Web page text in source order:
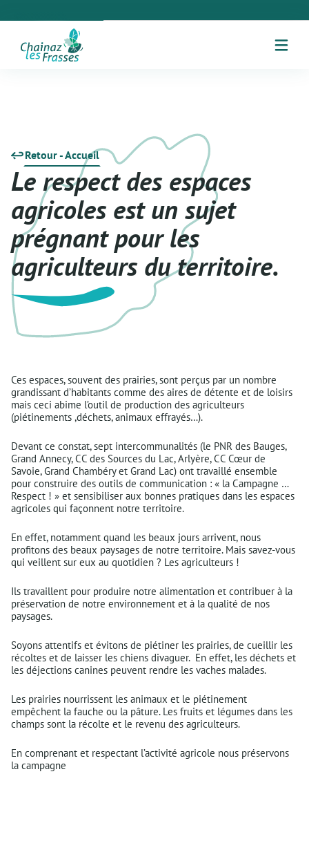
Retour - Accueil
Le respect des espaces
agricoles est un sujet
prégnant pour les
agriculteurs du territoire.
Ces espaces, souvent des prairies, sont perçus par un nombre
grandissant d’habitants comme des aires de détente et de loisirs
mais ceci abime l’outil de production des agriculteurs
(piétinements ,déchets, animaux effrayés…).
Devant ce constat, sept intercommunalités (le PNR des Bauges,
Grand Annecy, CC des Sources du Lac, Arlyère, CC Cœur de
Savoie, Grand Chambéry et Grand Lac) ont travaillé ensemble
pour construire des outils de communication : « la Campagne …
Respect ! » et sensibiliser aux bonnes pratiques dans les espaces
agricoles qui façonnent notre territoire.
En effet, notamment quand les beaux jours arrivent, nous
profitons des beaux paysages de notre territoire. Mais savez-vous
qui veillent sur eux au quotidien ? Les agriculteurs !
Ils travaillent pour produire notre alimentation et contribuer à la
préservation de notre environnement et à la qualité de nos
paysages.
Soyons attentifs et évitons de piétiner les prairies, de cueillir les
récoltes et de laisser les chiens divaguer. En effet, les déchets et
les déjections canines peuvent rendre les vaches malades.
Les prairies nourrissent les animaux et le piétinement
empêchent la fauche ou la pâture. Les fruits et légumes dans les
champs sont la récolte et le revenu des agriculteurs.
En comprenant et respectant l’activité agricole nous préservons
la campagne